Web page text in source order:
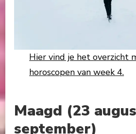
Hier vind je het overzicht
horoscopen van week 4.
Maagd (23
september)